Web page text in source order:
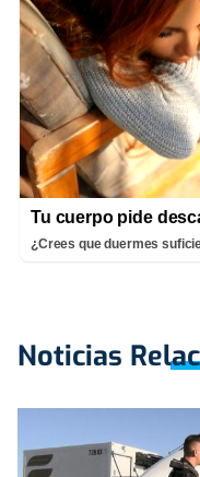
Tu cuerpo pide
¿Crees que duermes
Noticias